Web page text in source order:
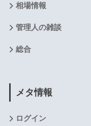
相場情報
管理人の雑談
総合
メタ情報
ログイン